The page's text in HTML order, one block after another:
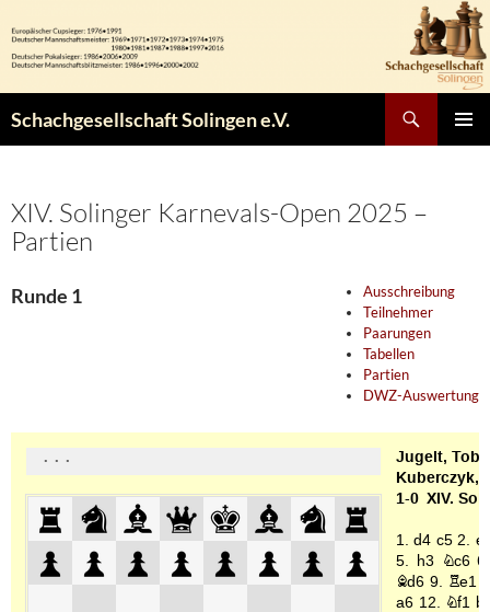
Inhalt
springen
Schachgesellschaft Solingen e.V.
XIV. Solinger Karnevals-Open 2025 –
Partien
Ausschreibung
Teilnehmer
Paarungen
Tabellen
Partien
DWZ-Auswertung
Runde 1